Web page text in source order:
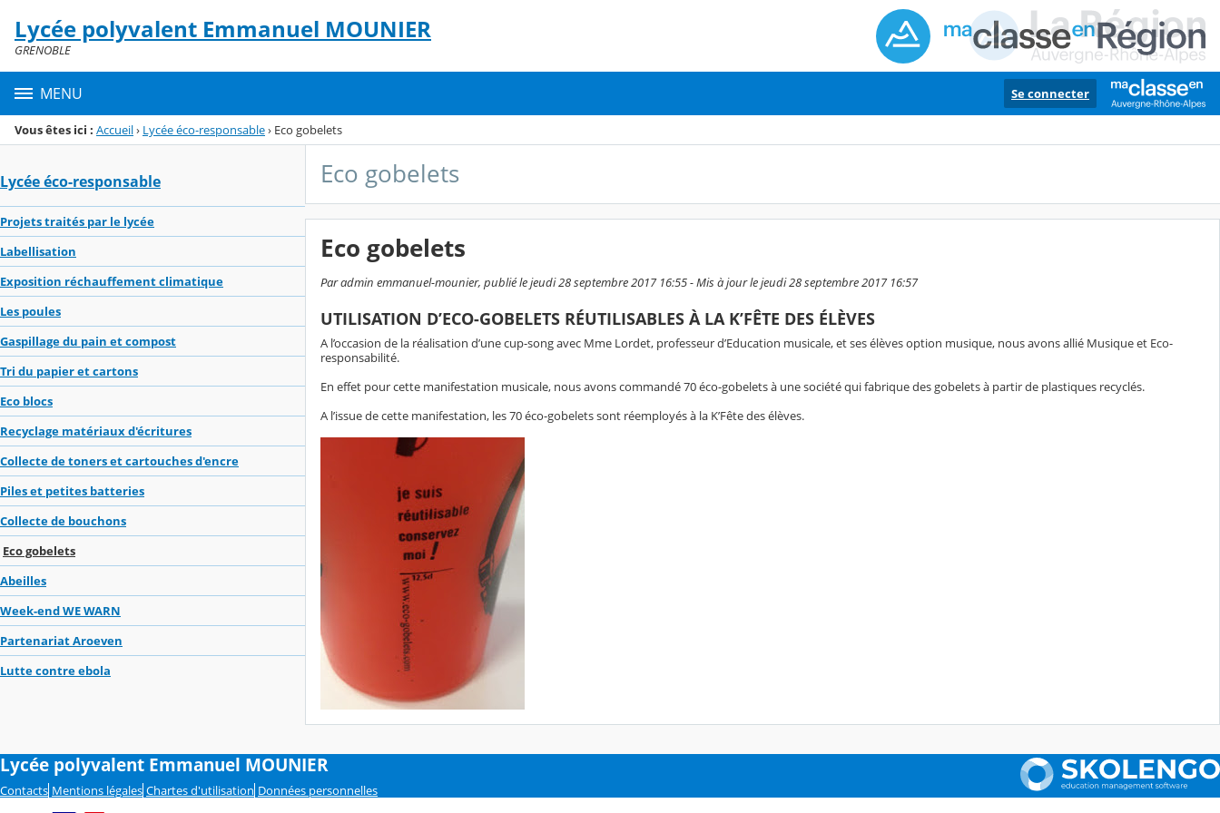
Menu de la rubrique
Contenu
Lycée polyvalent Emmanuel MOUNIER
GRENOBLE
MENU Se connecter
Vous êtes ici : Accueil› Lycée éco-responsable› Eco gobelets
Lycée éco-responsable
Projets traités par le lycée
Labellisation
Exposition réchauffement climatique
Les poules
Gaspillage du pain et compost
Tri du papier et cartons
Eco blocs
Recyclage matériaux d'écritures
Collecte de toners et cartouches d'encre
Piles et petites batteries
Collecte de bouchons
Eco gobelets
Abeilles
Week-end WE WARN
Partenariat Aroeven
Lutte contre ebola
Eco gobelets
Eco gobelets
Par admin emmanuel-mounier, publié le jeudi 28 septembre 2017 16:55 - Mis à jour le jeudi 28 septembre 2017 16:57
UTILISATION D’ECO-GOBELETS RÉUTILISABLES À LA K’FÊTE DES ÉLÈVES
A l’occasion de la réalisation d’une cup-song avec Mme Lordet, professeur d’Education musicale, et ses élèves option musique, nous avons allié Musique et Eco-
responsabilité.
En effet pour cette manifestation musicale, nous avons commandé 70 éco-gobelets à une société qui fabrique des gobelets à partir de plastiques recyclés.
A l’issue de cette manifestation, les 70 éco-gobelets sont réemployés à la K’Fête des élèves.
Lycée polyvalent Emmanuel MOUNIER
Contacts Mentions légales Chartes d'utilisation Données personnelles